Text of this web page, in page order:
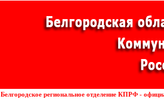
Белгородское региональное отделение КПРФ -